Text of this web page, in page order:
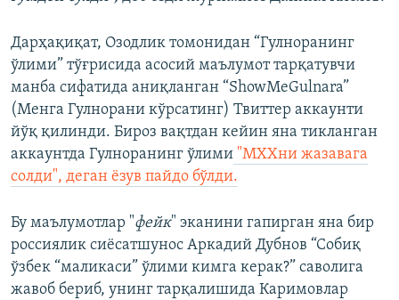
Дарҳақиқат, Озодлик томонидан “Гулноранинг
ўлими” тўғрисида асосий маълумот тарқатувчи
манба сифатида аниқланган “ShowMeGulnara”
(Менга Гулнорани кўрсатинг) Твиттер аккаунти
йўқ қилинди. Бироз вақтдан кейин яна тикланган
аккаунтда Гулноранинг ўлими "МХХни жазавага
солди", деган ёзув пайдо бўлди.
Бу маълумотлар "фейк" эканини гапирган яна бир
россиялик сиёсатшунос Аркадий Дубнов “Собиқ
ўзбек “маликаси” ўлими кимга керак?” саволига
жавоб бериб, унинг тарқалишида Каримовлар